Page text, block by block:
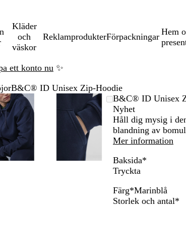
Kläder
och
väskor
ReklamprodukterFörpackningar
Hem
ett konto nu ✨
B&C® ID Unisex Zip-Hoodie
Zoomningsbar
bild
Zoomat
till
minimum
Klicka
för
att
utöka
Använd
plus-
och
minustangenterna
för
att
zooma
Zoomningsbar
bild
Zoomat
till
minimum
Klicka
för
att
utöka
Använd
plus-
och
minustangenterna
för
att
zooma
B&C® ID Unisex
Nyhet
Håll dig mysig i
blandning av
Mer information
Baksida*
Tryckta
Färg*Marinblå
S
M
G
Storlek och antal*